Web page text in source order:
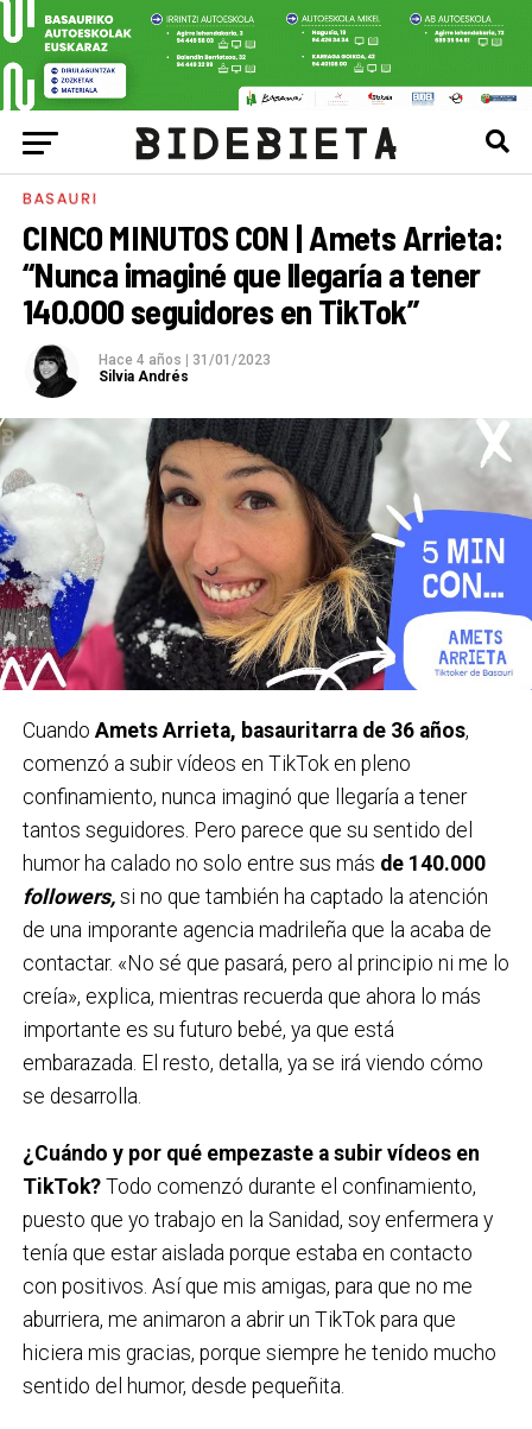
BASAURI
CINCO MINUTOS CON | Amets Arrieta:
“Nunca imaginé que llegaría a tener
140.000 seguidores en TikTok”
Hace 4 años
31/01/2023
Silvia Andrés
Cuando Amets Arrieta, basauritarra de 36 años,
comenzó a subir vídeos en TikTok en pleno
confinamiento, nunca imaginó que llegaría a tener
tantos seguidores. Pero parece que su sentido del
humor ha calado no solo entre sus más de 140.000
followers, si no que también ha captado la atención
de una imporante agencia madrileña que la acaba de
contactar. «No sé que pasará, pero al principio ni me lo
creía», explica, mientras recuerda que ahora lo más
importante es su futuro bebé, ya que está
embarazada. El resto, detalla, ya se irá viendo cómo
se desarrolla.
¿Cuándo y por qué empezaste a subir vídeos en
TikTok?Todo comenzó durante el confinamiento,
puesto que yo trabajo en la Sanidad, soy enfermera y
tenía que estar aislada porque estaba en contacto
con positivos. Así que mis amigas, para que no me
aburriera, me animaron a abrir un TikTok para que
hiciera mis gracias, porque siempre he tenido mucho
sentido del humor, desde pequeñita.